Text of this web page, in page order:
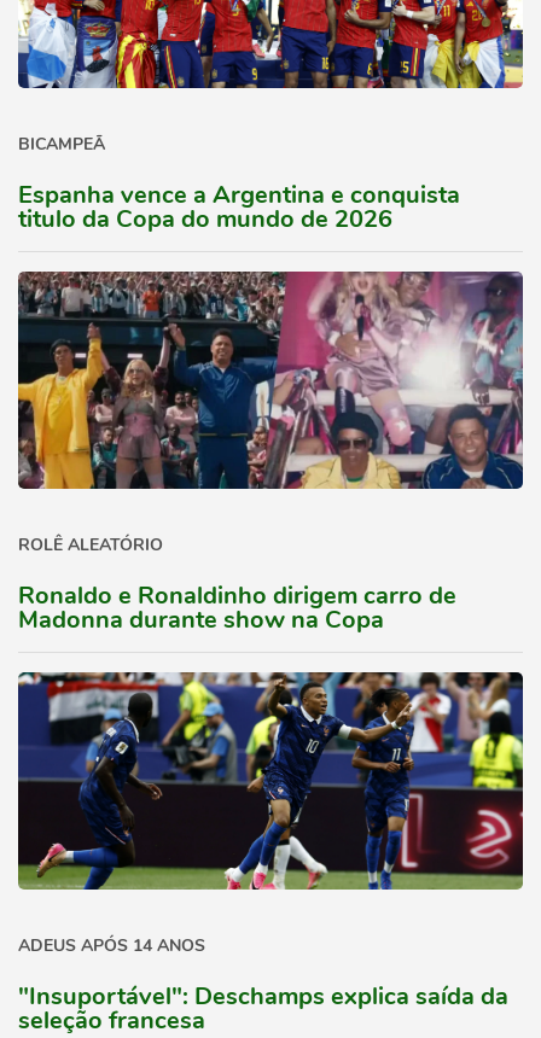
BICAMPEÃ
Espanha vence a Argentina e conquista
titulo da Copa do mundo de 2026
ROLÊ ALEATÓRIO
Ronaldo e Ronaldinho dirigem carro de
Madonna durante show na Copa
ADEUS APÓS 14 ANOS
"Insuportável": Deschamps explica saída da
seleção francesa